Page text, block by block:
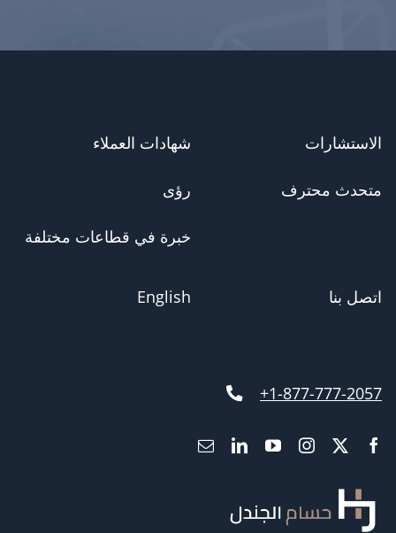
الاستشارات
متحدث محترف
شهادات العملاء
رؤى
خبرة في قطاعات مختلفة
اتصل بنا English
1-877-777-2057+